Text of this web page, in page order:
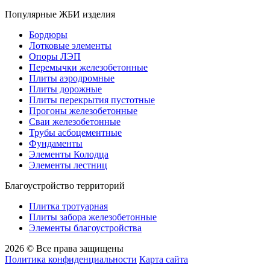
Популярные ЖБИ изделия
Бордюры
Лотковые элементы
Опоры ЛЭП
Перемычки железобетонные
Плиты аэродромные
Плиты дорожные
Плиты перекрытия пустотные
Прогоны железобетонные
Сваи железобетонные
Трубы асбоцементные
Фундаменты
Элементы Колодца
Элементы лестниц
Благоустройство территорий
Плитка тротуарная
Плиты забора железобетонные
Элементы благоустройства
2026 © Все права защищены
Политика конфиденциальности Карта сайта